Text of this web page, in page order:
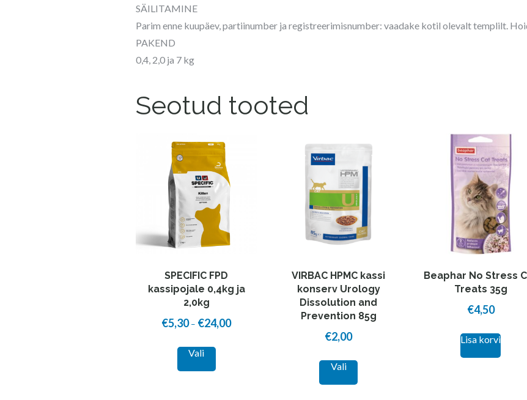
SÄILITAMINE
Parim enne kuupäev, partiinumber ja registreerimisnumber: vaadake kotil olevalt templilt.
PAKEND
0,4, 2,0 ja 7 kg
Seotud tooted
SPECIFIC FPD
kassipojale 0,4kg ja
2,0kg
€5,30 – €24,00Price
Vali
This
VIRBAC HPMC kassi
konserv Urology
Dissolution and
Prevention 85g
€2,00
Vali
Beaphar No Stress
Treats 35g
€4,50
Lisa korvi